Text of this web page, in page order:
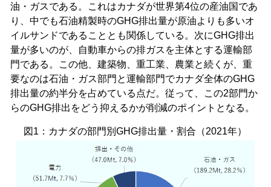
油・ガスである。これはカナダが世界第4位の産油国であ
り、中でも石油精製時のGHG排出量が原油よりも多いオ
イルサンドであることとも関係している。次にGHG排出
量が多いのが、自動車からの排ガスを主体とする運輸部
門である。この他、建築物、重工業、農業と続くが、重
要なのは石油・ガス部門と運輸部門でカナダ全体のGHG
排出量の約半分を占めている点だ。従って、この2部門か
らのGHG排出をどう抑えるかが削減のポイントとなる。
図1：カナダの部門別GHG排出量・割合（2021年）